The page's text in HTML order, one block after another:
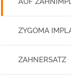
ZYGOMA
ZAHNERSATZ